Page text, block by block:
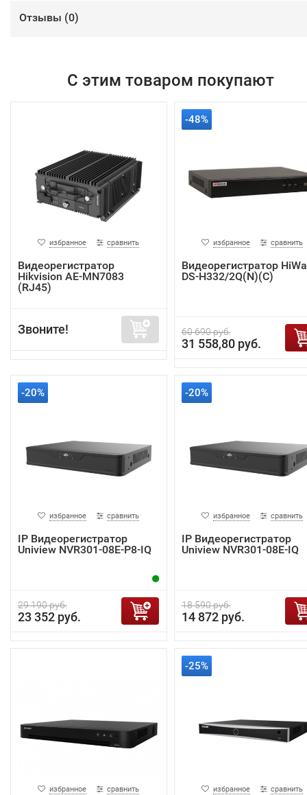
Отзывы (0)
С этим товаром покупают
избранное сравнить
Видеорегистратор
Hikvision AE-MN7083
(RJ45)
Звоните!
-48%
избранное сравнить
Видеорегистратор
DS-H332/2Q(N)(C)
60 690 руб.
31 558,80 руб.
-20%
избранное сравнить
IP Видеорегистратор
Uniview NVR301-08E-P8-IQ
29 190 руб.
23 352 руб.
-20%
избранное сравнить
IP Видеорегистратор
Uniview NVR301-08E-IQ
18 590 руб.
14 872 руб.
избранное сравнить
-25%
избранное сравнить